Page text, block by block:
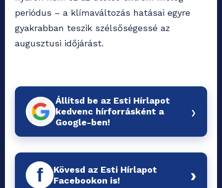
periódus – a klímaváltozás hatásai egyre
gyakrabban teszik szélsőségessé az
augusztusi időjárást.
Állítsd be az Esti Hírlapot
kedvenc hírforrásként a
Google-ben!
›
f
Kövesd az Esti Hírlapot
Facebookon is!
›